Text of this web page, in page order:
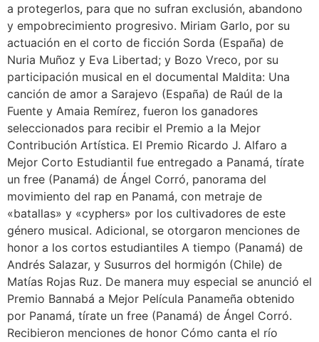
a protegerlos, para que no sufran exclusión, abandono
y empobrecimiento progresivo. Miriam Garlo, por su
actuación en el corto de ficción Sorda (España) de
Nuria Muñoz y Eva Libertad; y Bozo Vreco, por su
participación musical en el documental Maldita: Una
canción de amor a Sarajevo (España) de Raúl de la
Fuente y Amaia Remírez, fueron los ganadores
seleccionados para recibir el Premio a la Mejor
Contribución Artística. El Premio Ricardo J. Alfaro a
Mejor Corto Estudiantil fue entregado a Panamá, tírate
un free (Panamá) de Ángel Corró, panorama del
movimiento del rap en Panamá, con metraje de
«batallas» y «cyphers» por los cultivadores de este
género musical. Adicional, se otorgaron menciones de
honor a los cortos estudiantiles A tiempo (Panamá) de
Andrés Salazar, y Susurros del hormigón (Chile) de
Matías Rojas Ruz. De manera muy especial se anunció el
Premio Bannabá a Mejor Película Panameña obtenido
por Panamá, tírate un free (Panamá) de Ángel Corró.
Recibieron menciones de honor Cómo canta el río